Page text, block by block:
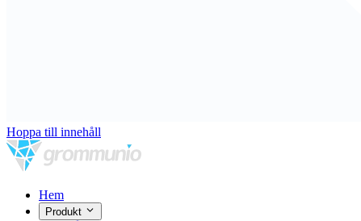
Hoppa till innehåll
Hem
Produkt